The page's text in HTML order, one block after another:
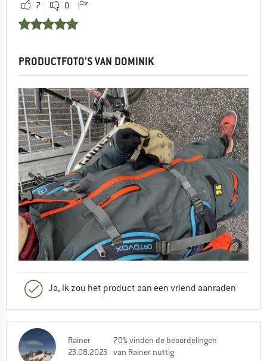
7 0
PRODUCTFOTO'S VAN DOMINIK
Ja, ik zou het product aan een vriend aanraden
Rainer
23.08.2023
70% vinden de beoordelingen
van Rainer nuttig